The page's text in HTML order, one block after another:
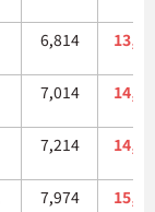
6,814
7,014
7,214
7,974